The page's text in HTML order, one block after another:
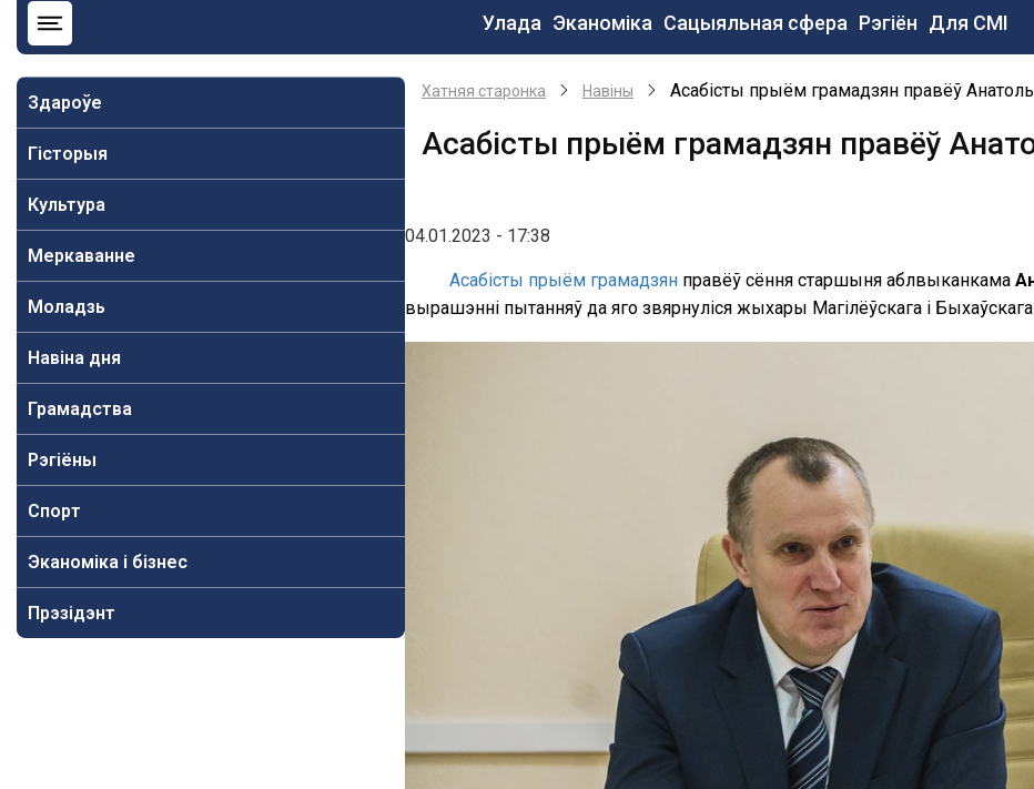
Основная
навигация
Улада Эканоміка Сацыяльная сфера Рэгіён Для СМІ
Здароўе
Гісторыя
Культура
Меркаванне
Моладзь
Навiна дня
Грамадства
Рэгіёны
Спорт
Эканоміка і бізнес
Прэзідэнт
Хатняя старонка Навiны Асабісты прыём грамадзян правёў Анатоль
Асабісты прыём грамадзян правёў
04.01.2023 - 17:38
Асабісты прыём грамадзян правёў сёння старшыня аблвыканкама
вырашэнні пытанняў да яго звярнуліся жыхары Магілёўскага і Быхаўскага